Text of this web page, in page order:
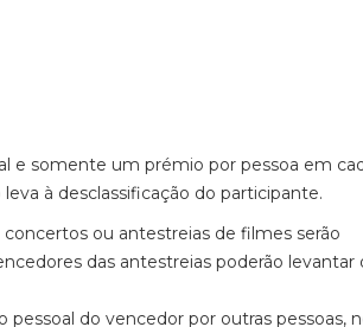
e somente um prémio por pessoa em
à desclassificação do participante.
ou antestreias de filmes serão
das antestreias poderão levantar
do vencedor por outras pessoas,